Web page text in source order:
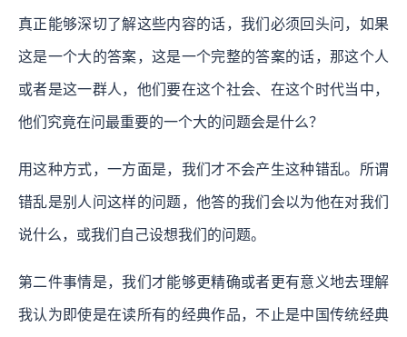
真正能够深切了解这些内容的话，我们必须回头问，如果
这是一个大的答案，这是一个完整的答案的话，那这个人
或者是这一群人，他们要在这个社会、在这个时代当中，
他们究竟在问最重要的一个大的问题会是什么？
用这种方式，一方面是，我们才不会产生这种错乱。所谓
错乱是别人问这样的问题，他答的我们会以为他在对我们
说什么，或我们自己设想我们的问题。
第二件事情是，我们才能够更精确或者更有意义地去理解
我认为即使是在读所有的经典作品，不止是中国传统经典